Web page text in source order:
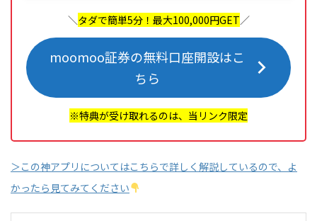
＼タダで簡単5分！最大100,000円GET／
moomoo証券の無料口座開設はこ
ちら
※特典が受け取れるのは、当リンク限定
＞この神アプリについてはこちらで詳しく解説しているので、よ
かったら見てみてください